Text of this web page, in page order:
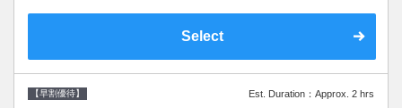
Select
【早割優待】 Est. Duration：Approx. 2 hrs